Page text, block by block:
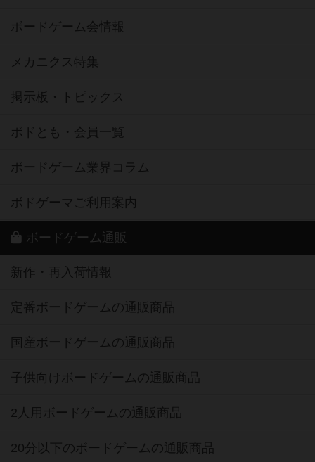
ボードゲーム会情報
メカニクス特集
掲示板・トピックス
ボドとも・会員一覧
ボードゲーム業界コラム
ボドゲーマご利用案内
ボードゲーム通販
新作・再入荷情報
定番ボードゲームの通販商品
国産ボードゲームの通販商品
子供向けボードゲームの通販商品
2人用ボードゲームの通販商品
20分以下のボードゲームの通販商品